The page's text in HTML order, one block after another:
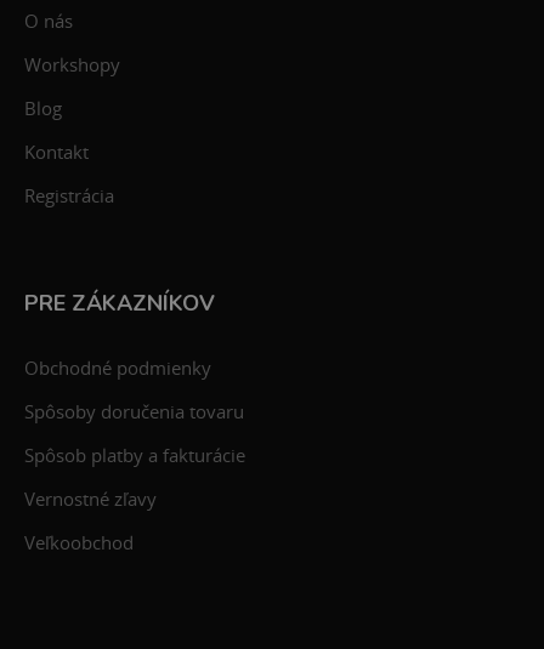
O nás
Workshopy
Blog
Kontakt
Registrácia
PRE ZÁKAZNÍKOV
Obchodné podmienky
Spôsoby doručenia tovaru
Spôsob platby a fakturácie
Vernostné zľavy
Veľkoobchod